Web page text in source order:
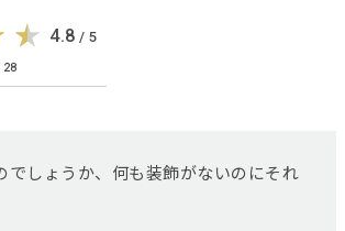
4.8 / 5
28
でしょうか、何も装飾がないのにそれ